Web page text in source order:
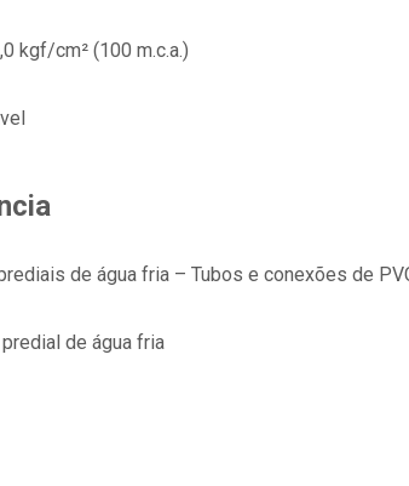
kgf/cm² (100 m.c.a.)
de água fria – Tubos e conexões de
de água fria